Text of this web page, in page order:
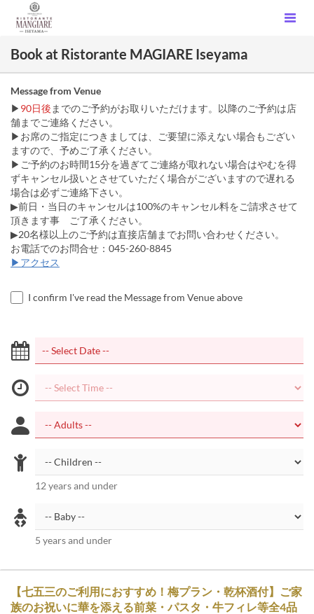
Book at Ristorante MAGIARE Iseyama
Message from Venue
▶ 90日後 までのご予約がお取りいただけます。以降のご予約は店
舗までご連絡ください。
▶お席のご指定につきましては、ご要望に添えない場合もござい
ますので、予めご了承ください。
▶ご予約のお時間15分を過ぎてご連絡が取れない場合はやむを得
ずキャンセル扱いとさせていただく場合がございますので遅れる
場合は必ずご連絡下さい。
▶前日・当日のキャンセルは100%のキャンセル料をご請求させて
頂きます事 ご了承ください。
▶20名様以上のご予約は直接店舗までお問い合わせください。
お電話でのお問合せ：045-260-8845
▶アクセス
I confirm I've read the Message from Venue above
12 years and under
5 years and under
【七五三のご利用におすすめ！梅プラン・乾杯酒付】ご家
族のお祝いに華を添える前菜・パスタ・牛フィレ等全4品